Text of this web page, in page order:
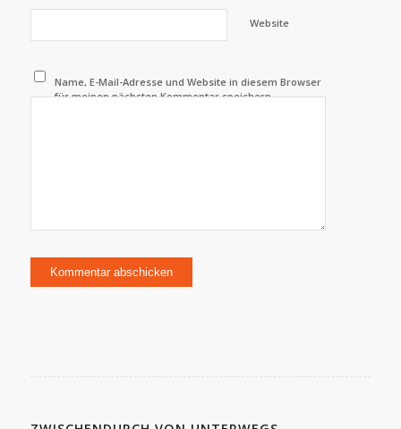
Website
Name, E-Mail-Adresse und Website in diesem Browser
für meinen nächsten Kommentar speichern.